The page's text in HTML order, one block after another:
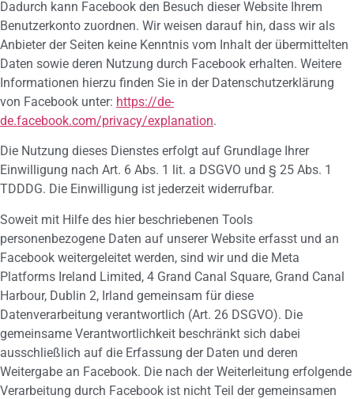
Dadurch kann Facebook den Besuch dieser Website Ihrem
Benutzerkonto zuordnen. Wir weisen darauf hin, dass wir als
Anbieter der Seiten keine Kenntnis vom Inhalt der übermittelten
Daten sowie deren Nutzung durch Facebook erhalten. Weitere
Informationen hierzu finden Sie in der Datenschutzerklärung
von Facebook unter: https://de-
de.facebook.com/privacy/explanation.
Die Nutzung dieses Dienstes erfolgt auf Grundlage Ihrer
Einwilligung nach Art. 6 Abs. 1 lit. a DSGVO und § 25 Abs. 1
TDDDG. Die Einwilligung ist jederzeit widerrufbar.
Soweit mit Hilfe des hier beschriebenen Tools
personenbezogene Daten auf unserer Website erfasst und an
Facebook weitergeleitet werden, sind wir und die Meta
Platforms Ireland Limited, 4 Grand Canal Square, Grand Canal
Harbour, Dublin 2, Irland gemeinsam für diese
Datenverarbeitung verantwortlich (Art. 26 DSGVO). Die
gemeinsame Verantwortlichkeit beschränkt sich dabei
ausschließlich auf die Erfassung der Daten und deren
Weitergabe an Facebook. Die nach der Weiterleitung erfolgende
Verarbeitung durch Facebook ist nicht Teil der gemeinsamen